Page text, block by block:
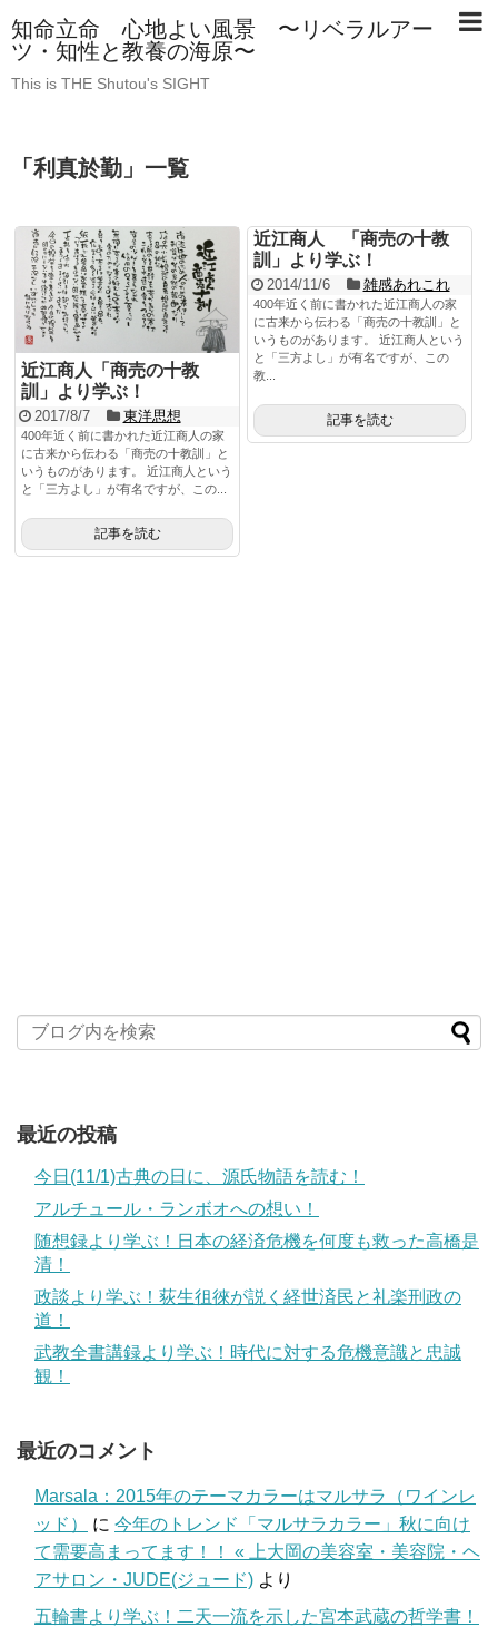
知命立命 心地よい風景 〜リベラルアー
ツ・知性と教養の海原〜
This is THE Shutou's SIGHT
「利真於勤 」 一覧
近江商人「商売の十教
訓」より学ぶ！
2017/8/7 東洋思想
400年近く前に書かれた近江商人の家
に古来から伝わる「商売の十教訓」と
いうものがあります。 近江商人という
と「三方よし」が有名ですが、この...
記事を読む
近江商人 「商売の十教
訓」より学ぶ！
2014/11/6 雑感あれこれ
400年近く前に書かれた近江商人の家
に古来から伝わる「商売の十教訓」と
いうものがあります。 近江商人という
と「三方よし」が有名ですが、この
教...
記事を読む
最近の投稿
今日(11/1)古典の日に、源氏物語を読む！
アルチュール・ランボオへの想い！
随想録より学ぶ！日本の経済危機を何度も救った高橋是
清！
政談より学ぶ！荻生徂徠が説く経世済民と礼楽刑政の
道！
武教全書講録より学ぶ！時代に対する危機意識と忠誠
観！
最近のコメント
Marsala：2015年のテーマカラーはマルサラ（ワインレ
ッド）
に 今年のトレンド「マルサラカラー」秋に向け
て需要高まってます！！ « 上大岡の美容室・美容院・ヘ
アサロン・JUDE(ジュード) より
五輪書より学ぶ！二天一流を示した宮本武蔵の哲学書！